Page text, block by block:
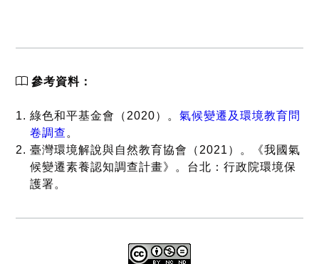
參考資料：
綠色和平基金會（2020）。氣候變遷及環境教育問
卷調查 。
臺灣環境解說與自然教育協會（2021）。《我國氣
候變遷素養認知調查計畫》。台北：行政院環境保
護署。